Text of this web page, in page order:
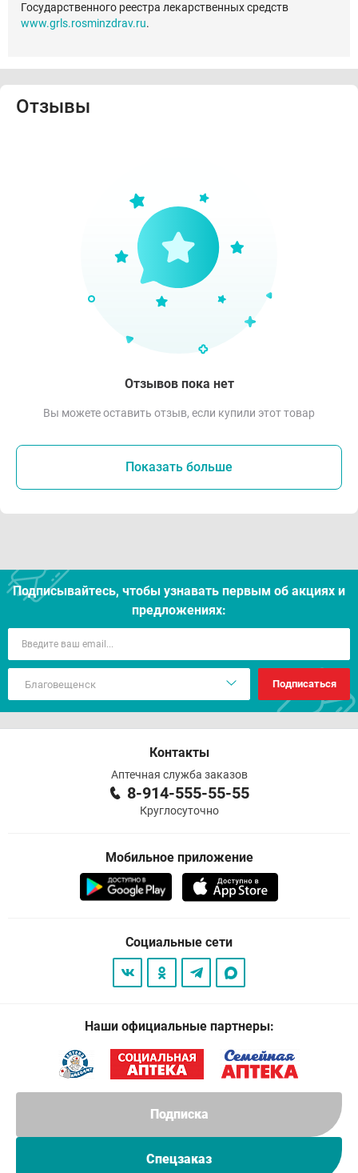
Подписка
Спецзаказ
Государственного реестра лекарственных средств
www.grls.rosminzdrav.ru.
Отзывы
Отзывов пока нет
Вы можете оставить отзыв, если купили этот товар
Показать больше
Подписывайтесь, чтобы узнавать первым об акцияx и
предложениях:
Подписаться
Контакты
Аптечная служба заказов
8-914-555-55-55
Круглосуточно
Мобильное приложение
Социальные сети
Наши официальные партнеры: